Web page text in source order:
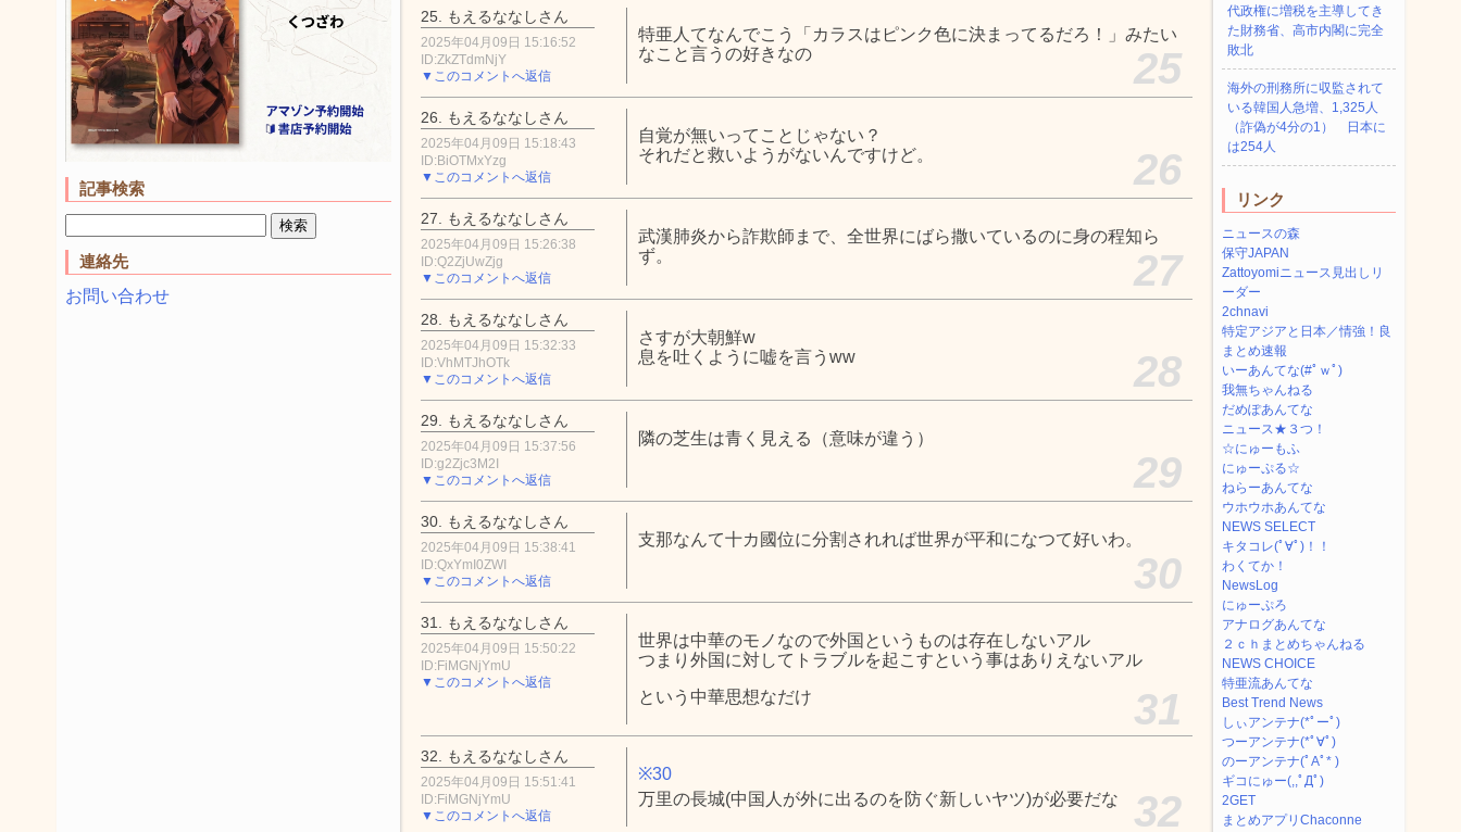
記事検索
連絡先
お問い合わせ
25. もえるななしさん
2025年04月09日 15:16:52
ID:ZkZTdmNjY
▼このコメントへ返信
特亜人てなんでこう「カラスはピンク色に決まってるだろ！」みたい
なこと言うの好きなの
25
26. もえるななしさん
2025年04月09日 15:18:43
ID:BiOTMxYzg
▼このコメントへ返信
自覚が無いってことじゃない？
それだと救いようがないんですけど。
26
27. もえるななしさん
2025年04月09日 15:26:38
ID:Q2ZjUwZjg
▼このコメントへ返信
武漢肺炎から詐欺師まで、全世界にばら撒いているのに身の程知ら
ず。
27
28. もえるななしさん
2025年04月09日 15:32:33
ID:VhMTJhOTk
▼このコメントへ返信
さすが大朝鮮w
息を吐くように嘘を言うww
28
29. もえるななしさん
2025年04月09日 15:37:56
ID:g2Zjc3M2I
▼このコメントへ返信
隣の芝生は青く見える（意味が違う）
29
30. もえるななしさん
2025年04月09日 15:38:41
ID:QxYmI0ZWI
▼このコメントへ返信
支那なんて十カ國位に分割されれば世界が平和になつて好いわ。
30
31. もえるななしさん
2025年04月09日 15:50:22
ID:FiMGNjYmU
▼このコメントへ返信
世界は中華のモノなので外国というものは存在しないアル
つまり外国に対してトラブルを起こすという事はありえないアル
という中華思想なだけ
31
32. もえるななしさん
2025年04月09日 15:51:41
ID:FiMGNjYmU
▼このコメントへ返信
※30
万里の長城(中国人が外に出るのを防ぐ新しいヤツ)が必要だな
32
代政権に増税を主導してき
た財務省、高市内閣に完全
敗北
海外の刑務所に収監されて
いる韓国人急増、1,325人
（詐偽が4分の1） 日本に
は254人
リンク
ニュースの森
保守JAPAN
Zattoyomiニュース見出しリ
ーダー
2chnavi
特定アジアと日本／情強！良
まとめ速報
いーあんてな(#ﾟｗﾟ)
我無ちゃんねる
だめぽあんてな
ニュース★３つ！
☆にゅーもふ
にゅーぷる☆
ねらーあんてな
ウホウホあんてな
NEWS SELECT
キタコレ(ﾟ∀ﾟ)！！
わくてか！
NewsLog
にゅーぷろ
アナログあんてな
２ｃｈまとめちゃんねる
NEWS CHOICE
特亜流あんてな
Best Trend News
しぃアンテナ(*ﾟーﾟ)
つーアンテナ(*ﾟ∀ﾟ)
のーアンテナ(ﾟAﾟ* )
ギコにゅー(,,ﾟДﾟ)
2GET
まとめアプリChaconne